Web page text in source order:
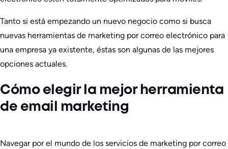
Tanto si está empezando un nuevo negocio como si busca
nuevas herramientas de marketing por correo electrónico para
una empresa ya existente, éstas son algunas de las mejores
opciones actuales.
Cómo elegir la mejor herramienta
de email marketing
Navegar por el mundo de los servicios de marketing por correo